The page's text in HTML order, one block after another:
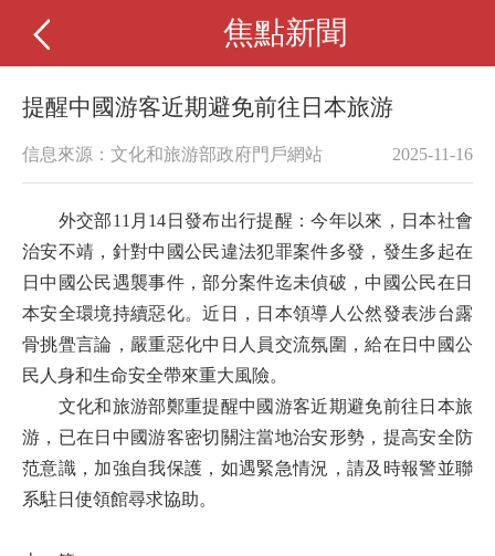
焦點新聞
提醒中國游客近期避免前往日本旅游
信息來源：文化和旅游部政府門戶網站 2025-11-16
外交部11 月 14 日發布出行提醒：今年以來，日本社會
治安不靖，針對中國公民違法犯罪案件多發，發生多起在
日中國公民遇襲事件，部分案件迄未偵破，中國公民在日
本安全環境持續惡化。近日，日本領導人公然發表涉台露
骨挑舋言論，嚴重惡化中日人員交流氛圍，給在日中國公
民人身和生命安全帶來重大風險。
文化和旅游部鄭重提醒中國游客近期避免前往日本旅
游，已在日中國游客密切關注當地治安形勢，提高安全防
范意識，加強自我保護 ， 如遇緊急情況，請及時報警並聯
系駐日使領館尋求協助。